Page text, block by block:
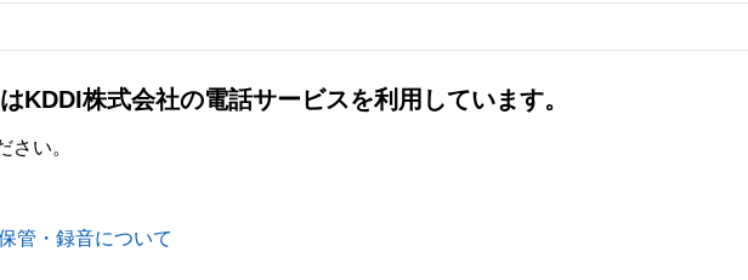
KDDI株式会社の電話サービスを利用しています。
さい。
管・録音について